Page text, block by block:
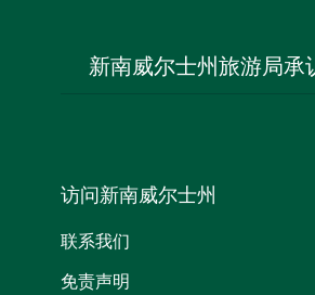
新南威尔士州旅游局承
访问新南威尔士州
联系我们
免责声明